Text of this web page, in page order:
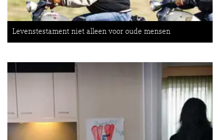
Levenstestament niet alleen voor oude mensen